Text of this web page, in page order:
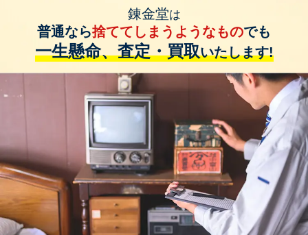
錬金堂は
普通なら捨ててしまうようなものでも
一生懸命、査定・買取いたします!